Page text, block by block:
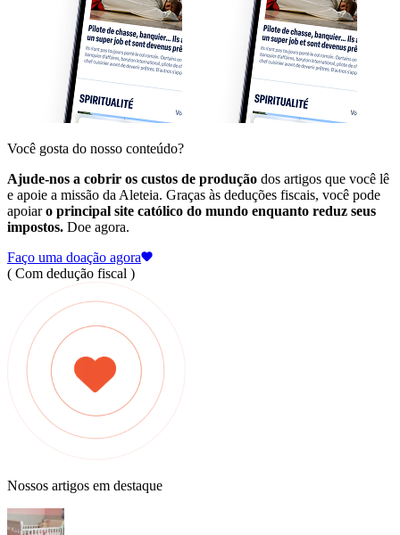
Você gosta do nosso conteúdo?
Ajude-nos a cobrir os custos de produção dos artigos que você lê
e apoie a missão da Aleteia. Graças às deduções fiscais, você pode
apoiaro principal site católico do mundo enquanto reduz seus
impostos. Doe agora.
Faço uma doação agora
( Com dedução fiscal )
Nossos artigos em destaque